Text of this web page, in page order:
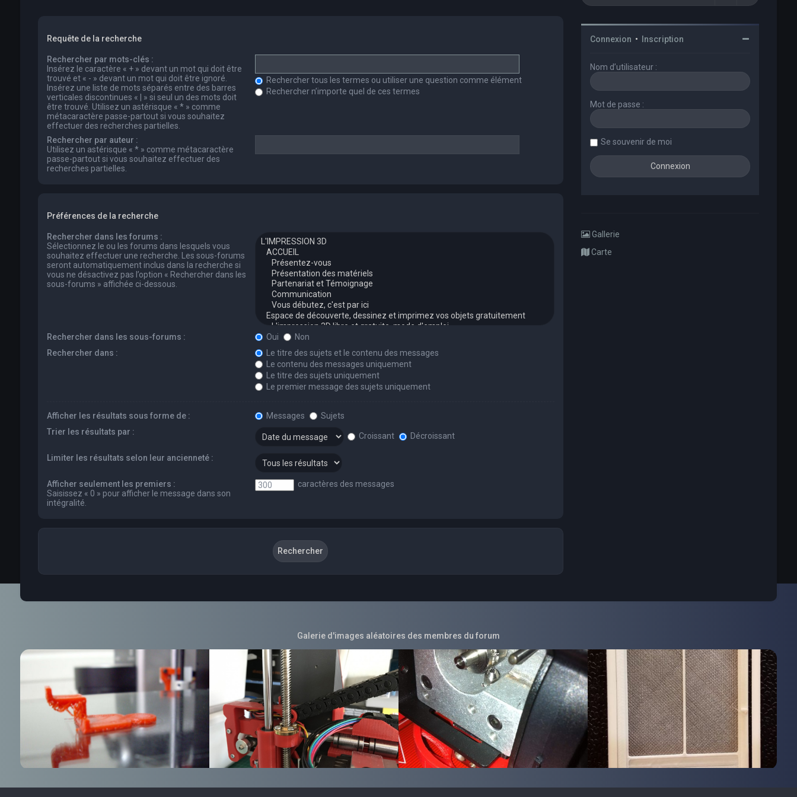
Requête de la recherche
Rechercher par mots-clés :
Insérez le caractère « + » devant un mot qui doit être
trouvé et « - » devant un mot qui doit être ignoré.
Insérez une liste de mots séparés entre des barres
verticales discontinues « | » si seul un des mots doit
être trouvé. Utilisez un astérisque « * » comme
métacaractère passe-partout si vous souhaitez
effectuer des recherches partielles.
Rechercher tous les termes ou utiliser une question comme élément
Rechercher n’importe quel de ces termes
Rechercher par auteur :
Utilisez un astérisque « * » comme métacaractère
passe-partout si vous souhaitez effectuer des
recherches partielles.
Préférences de la recherche
Rechercher dans les forums :
Sélectionnez le ou les forums dans lesquels vous
souhaitez effectuer une recherche. Les sous-forums
seront automatiquement inclus dans la recherche si
vous ne désactivez pas l’option « Rechercher dans les
sous-forums » affichée ci-dessous.
Rechercher dans les sous-forums : Oui
Non
Rechercher dans :
Le titre des sujets et le contenu des messages
Le contenu des messages uniquement
Le titre des sujets uniquement
Le premier message des sujets uniquement
Afficher les résultats sous forme de : Messages
Sujets
Trier les résultats par :
Croissant Décroissant
Limiter les résultats selon leur ancienneté :
Afficher seulement les premiers :
Saisissez « 0 » pour afficher le message dans son
intégralité.
caractères des messages
Connexion • Inscription
Nom d’utilisateur :
Mot de passe :
Se souvenir de moi
Gallerie
Carte
Galerie d'images aléatoires des membres du forum